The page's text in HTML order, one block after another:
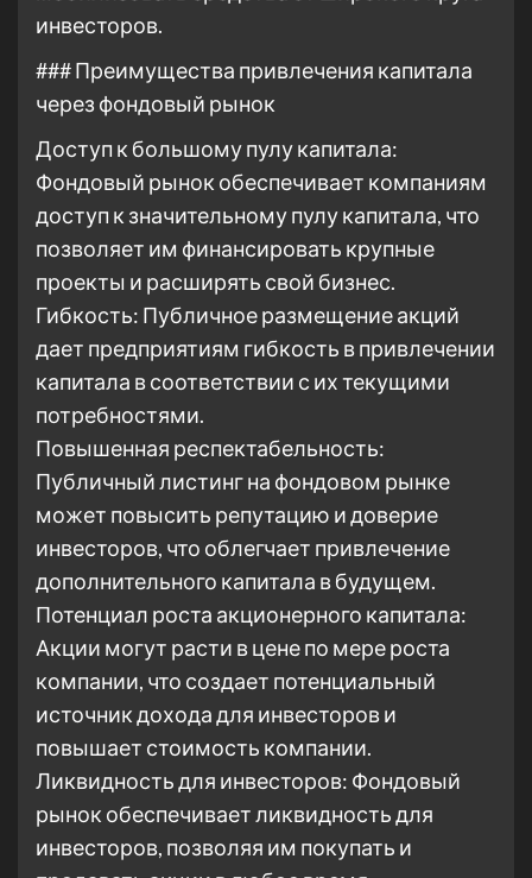
инвесторов.
### Преимущества привлечения капитала
через фондовый рынок
Доступ к большому пулу капитала:
Фондовый рынок обеспечивает компаниям
доступ к значительному пулу капитала, что
позволяет им финансировать крупные
проекты и расширять свой бизнес.
Гибкость: Публичное размещение акций
дает предприятиям гибкость в привлечении
капитала в соответствии с их текущими
потребностями.
Повышенная респектабельность:
Публичный листинг на фондовом рынке
может повысить репутацию и доверие
инвесторов, что облегчает привлечение
дополнительного капитала в будущем.
Потенциал роста акционерного капитала:
Акции могут расти в цене по мере роста
компании, что создает потенциальный
источник дохода для инвесторов и
повышает стоимость компании.
Ликвидность для инвесторов: Фондовый
рынок обеспечивает ликвидность для
инвесторов, позволяя им покупать и